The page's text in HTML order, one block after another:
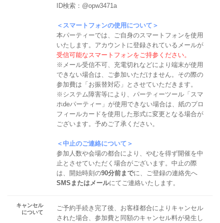
ID検索：@opw3471a
＜スマートフォンの使用について＞
本パーティーでは、ご自身のスマートフォンを使用
いたします。アカウントに登録されているメールが
受信可能なスマートフォンをご持参ください。
※メール受信不可、充電切れなどにより端末が使用
できない場合は、ご参加いただけません。その際の
参加費は「お振替対応」とさせていただきます。
※システム障害等により、パーティーツール「スマ
ホdeパーティー」が使用できない場合は、紙のプロ
フィールカードを使用した形式に変更となる場合が
ございます。予めご了承ください。
＜中止のご連絡について＞
参加人数や会場の都合により、やむを得ず開催を中
止とさせていただく場合がございます。中止の際
は、開始時刻の90分前までに、ご登録の連絡先へ
SMSまたはメールにてご連絡いたします。
キャンセル
について
ご予約手続き完了後、お客様都合によりキャンセル
された場合、参加費と同額のキャンセル料が発生し